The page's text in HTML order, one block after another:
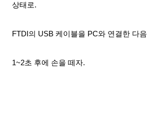
상태로.
FTDI의 USB 케이블을 PC와 연결한 다음
1~2초 후에 손을 떼자.